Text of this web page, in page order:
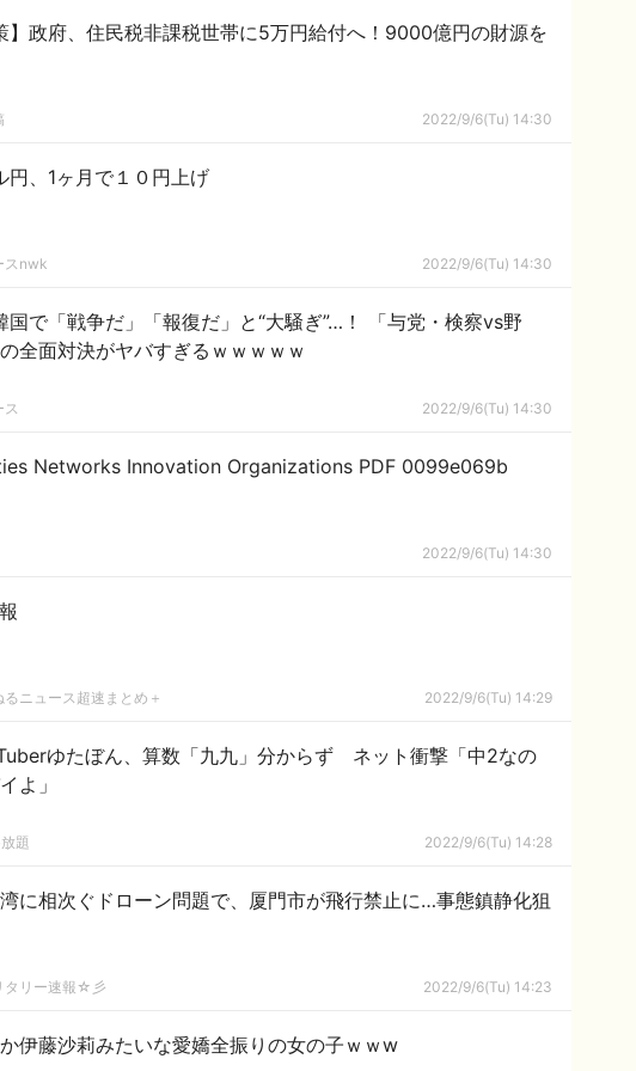
】政府、住民税非課税世帯に5万円給付へ！9000億円の財源を
2022/9/6(Tu) 14:30
円、1ヶ月で１０円上げ
スnwk 2022/9/6(Tu) 14:30
国で「戦争だ」「報復だ」と“大騒ぎ”…！ 「与党・検察vs野
全面対決がヤバすぎるｗｗｗｗｗ
ス 2022/9/6(Tu) 14:30
Networks Innovation Organizations PDF 0099e069b
2022/9/6(Tu) 14:30
るニュース超速まとめ＋ 2022/9/6(Tu) 14:29
ゆたぼん、算数「九九」分からず ネット衝撃「中2なの
よ」
題 2022/9/6(Tu) 14:28
に相次ぐドローン問題で、厦門市が飛行禁止に…事態鎮静化狙
タリー速報☆彡 2022/9/6(Tu) 14:23
伊藤沙莉みたいな愛嬌全振りの女の子ｗｗw